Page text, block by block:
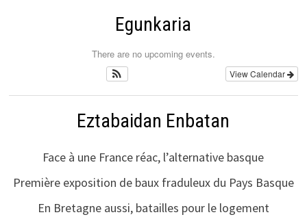
Egunkaria
There are no upcoming events.
View Calendar
Eztabaidan Enbatan
Face à une France réac, l’alternative basque
Première exposition de baux fraduleux du Pays Basque
En Bretagne aussi, batailles pour le logement